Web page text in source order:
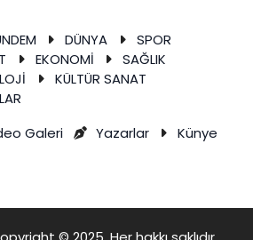
DÜNYA
SPOR
EKONOMİ
SAĞLIK
KÜLTÜR SANAT
Galeri Yazarlar
Künye